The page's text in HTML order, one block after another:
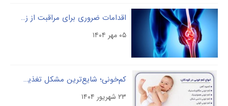
اقدامات ضروری برای مراقبت از زانو‌ها
کم‌خونی؛ شایع‌ترین مشکل تغذیه‌ای کودکان
۲۳ شهریور ۱۴۰۴